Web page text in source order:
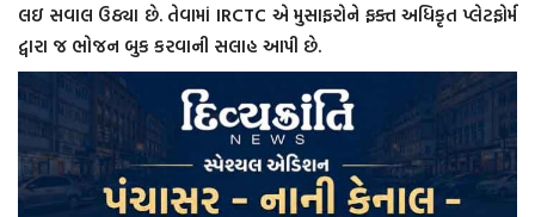
લઇ સવાલ ઉઠ્યા છે. તેવામાં IRCTC એ મુસાફરોને ફક્ત અધિકૃત પ્લેટફોર્મ
દ્વારા જ ભોજન બુક કરવાની સલાહ આપી છે.